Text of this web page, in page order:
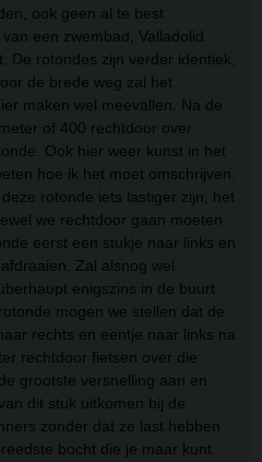
ook geen al te best
een zwembad, Valladolid
De rotondes zijn verder identiek,
de brede weg zal het
maken wel meevallen. Na de
of 400 rechtdoor over
Ook hier weer kunst in het
hoe ik het moet omschrijven.
rotonde iets lastiger zijn, het
we rechtdoor gaan moeten
eerst een stukje naar links en
Zal alsnog wel
enigszins in de buurt
mogen we stellen dat de
rechts en eentje naar links na
rechtdoor fietsen over die
grootste versnelling aan en
dit stuk uitkomen bij de
zonder dat ze last hebben
bocht die je maar kunt